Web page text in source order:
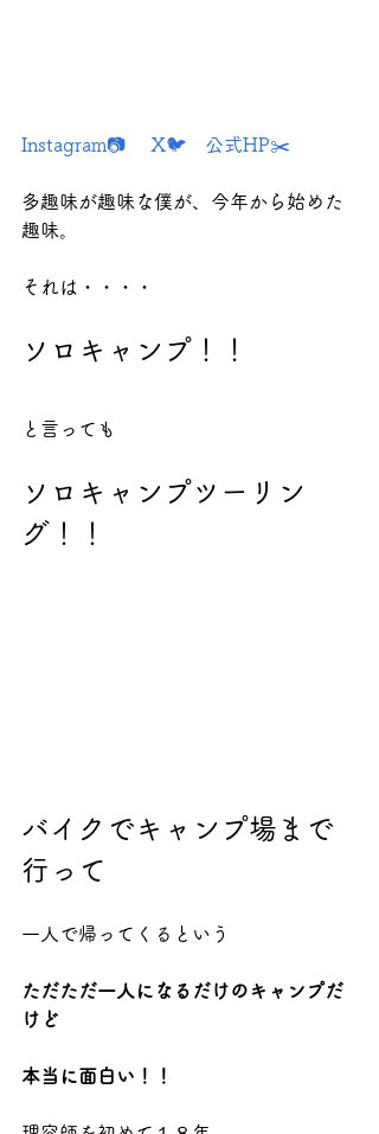
Instagram📷 X🐦 公式HP✂️
多趣味が趣味な僕が、今年から始めた
趣味。
それは・・・・
ソロキャンプ！！
と言っても
ソロキャンプツーリン
グ！！
バイクでキャンプ場まで
行って
一人で帰ってくるという
ただただ一人になるだけのキャンプだ
けど
本当に面白い！！